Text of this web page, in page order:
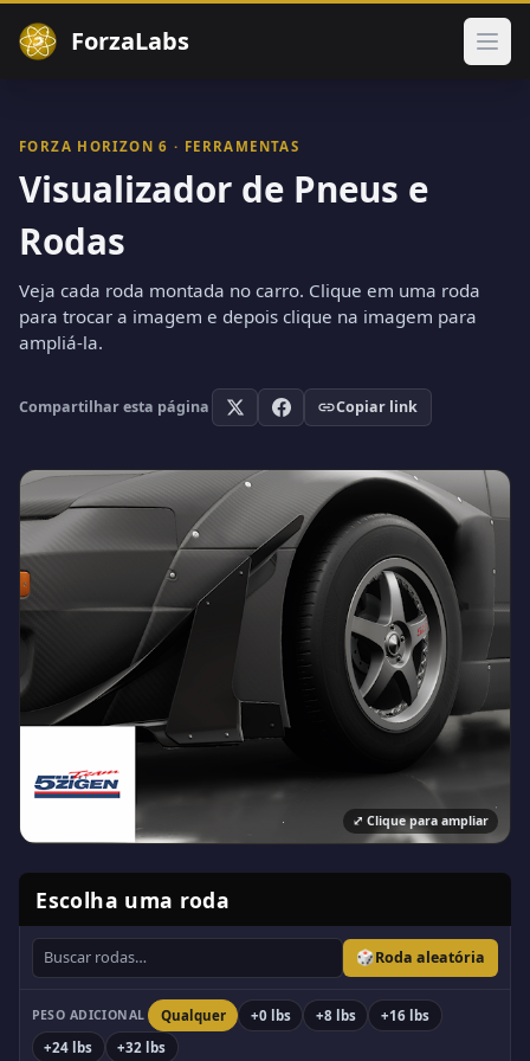
ForzaLabs
FORZA HORIZON 6 · FERRAMENTAS
Visualizador de Pneus e
Rodas
Veja cada roda montada no carro. Clique em uma roda
para trocar a imagem e depois clique na imagem para
ampliá-la.
Compartilhar esta página Copiar link
Escolha uma roda
🎲Roda aleatória
PESO ADICIONAL Qualquer +0 lbs +8 lbs +16 lbs
+24 lbs +32 lbs
⤢ Clique para ampliar